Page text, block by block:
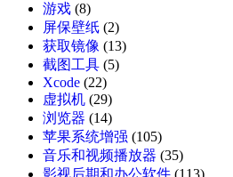
游戏 (8)
屏保壁纸 (2)
获取镜像 (13)
截图工具 (5)
Xcode (22)
虚拟机 (29)
浏览器 (14)
苹果系统增强 (105)
音乐和视频播放器 (35)
影视后期和办公软件 (113)